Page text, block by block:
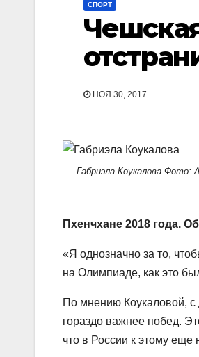
СПОРТ
НОЯ 30, 2017
Габриэла Коукалова Фото:
Пхенчхане 2018 года.
«Я однозначно за то,
на Олимпиаде, как это
По мнению Коукаловой, с
гораздо важнее побед.
что в России к этому